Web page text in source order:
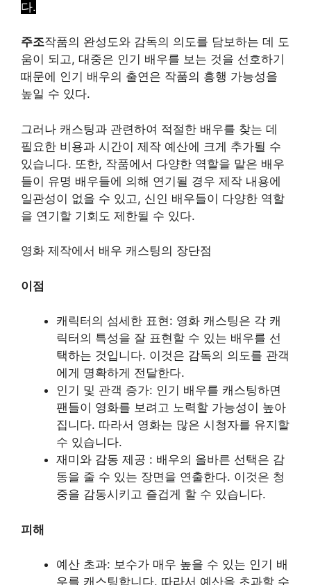
다.
주조작품의 완성도와 감독의 의도를 담보하는 데 도
움이 되고, 대중은 인기 배우를 보는 것을 선호하기
때문에 인기 배우의 출연은 작품의 흥행 가능성을
높일 수 있다.
그러나 캐스팅과 관련하여 적절한 배우를 찾는 데
필요한 비용과 시간이 제작 예산에 크게 추가될 수
있습니다. 또한, 작품에서 다양한 역할을 맡은 배우
들이 유명 배우들에 의해 연기될 경우 제작 내용에
일관성이 없을 수 있고, 신인 배우들이 다양한 역할
을 연기할 기회도 제한될 수 있다.
영화 제작에서 배우 캐스팅의 장단점
이점
캐릭터의 섬세한 표현: 영화 캐스팅은 각 캐
릭터의 특성을 잘 표현할 수 있는 배우를 선
택하는 것입니다. 이것은 감독의 의도를 관객
에게 명확하게 전달한다.
인기 및 관객 증가: 인기 배우를 캐스팅하면
팬들이 영화를 보려고 노력할 가능성이 높아
집니다. 따라서 영화는 많은 시청자를 유지할
수 있습니다.
재미와 감동 제공 : 배우의 올바른 선택은 감
동을 줄 수 있는 장면을 연출한다. 이것은 청
중을 감동시키고 즐겁게 할 수 있습니다.
피해
예산 초과: 보수가 매우 높을 수 있는 인기 배
우를 캐스팅합니다. 따라서 예산을 초과할 수